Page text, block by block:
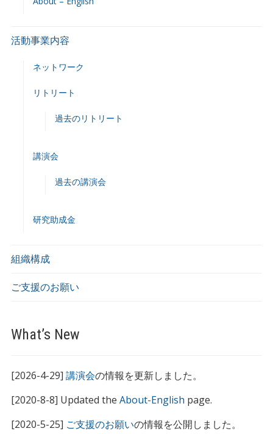
活動事業内容
ネットワーク
リトリート
過去のリトリート
講演会
過去の講演会
研究助成金
組織構成
ご支援のお願い
What’s New
[2026-4-29] 講演会の情報を更新しました。
[2020-8-8] Updated the About-English page.
[2020-5-25] ご支援のお願いの情報を公開しました。